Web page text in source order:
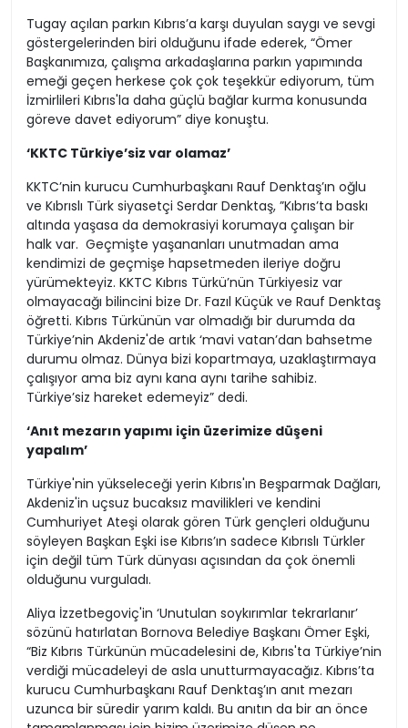
Tugay açılan parkın Kıbrıs’a karşı duyulan saygı ve sevgi
göstergelerinden biri olduğunu ifade ederek, “Ömer
Başkanımıza, çalışma arkadaşlarına parkın yapımında
emeği geçen herkese çok çok teşekkür ediyorum, tüm
İzmirlileri Kıbrıs'la daha güçlü bağlar kurma konusunda
göreve davet ediyorum” diye konuştu.
‘KKTC Türkiye’siz var olamaz’
KKTC’nin kurucu Cumhurbaşkanı Rauf Denktaş’ın oğlu
ve Kıbrıslı Türk siyasetçi Serdar Denktaş, ”Kıbrıs’ta baskı
altında yaşasa da demokrasiyi korumaya çalışan bir
halk var. Geçmişte yaşananları unutmadan ama
kendimizi de geçmişe hapsetmeden ileriye doğru
yürümekteyiz. KKTC Kıbrıs Türkü’nün Türkiyesiz var
olmayacağı bilincini bize Dr. Fazıl Küçük ve Rauf Denktaş
öğretti. Kıbrıs Türkünün var olmadığı bir durumda da
Türkiye’nin Akdeniz'de artık ‘mavi vatan’dan bahsetme
durumu olmaz. Dünya bizi kopartmaya, uzaklaştırmaya
çalışıyor ama biz aynı kana aynı tarihe sahibiz.
Türkiye’siz hareket edemeyiz” dedi.
‘Anıt mezarın yapımı için üzerimize düşeni
yapalım’
Türkiye'nin yükseleceği yerin Kıbrıs'ın Beşparmak Dağları,
Akdeniz'in uçsuz bucaksız mavilikleri ve kendini
Cumhuriyet Ateşi olarak gören Türk gençleri olduğunu
söyleyen Başkan Eşki ise Kıbrıs’ın sadece Kıbrıslı Türkler
için değil tüm Türk dünyası açısından da çok önemli
olduğunu vurguladı.
Aliya İzzetbegoviç'in ‘Unutulan soykırımlar tekrarlanır’
sözünü hatırlatan Bornova Belediye Başkanı Ömer Eşki,
“Biz Kıbrıs Türkünün mücadelesini de, Kıbrıs'ta Türkiye’nin
verdiği mücadeleyi de asla unutturmayacağız. Kıbrıs’ta
kurucu Cumhurbaşkanı Rauf Denktaş’ın anıt mezarı
uzunca bir süredir yarım kaldı. Bu anıtın da bir an önce